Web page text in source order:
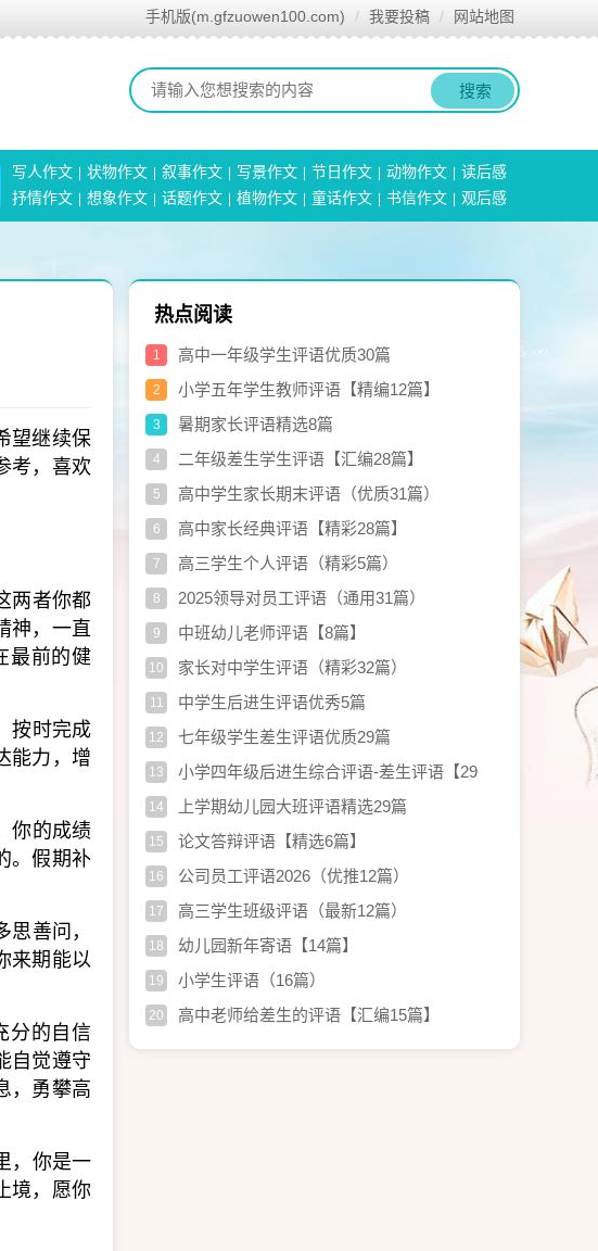
手机版(m.gfzuowen100.com) 我要投稿 网站地图
搜索
写人作文 状物作文 叙事作文 写景作文 节日作文 动物作文
读后感
抒情作文
想象作文 话题作文 植物作文 童话作文 书信作文 观后感
望继续保
考，喜欢
两者你都
神，一直
最前的健
按时完成
能力，增
你的成绩
。假期补
善问，
来期能以
分的自信
自觉遵守
，勇攀高
，你是一
境，愿你
热点阅读
1 高中一年级学生评语优质30篇
2 小学五年学生教师评语【精编12篇】
3 暑期家长评语精选8篇
4 二年级差生学生评语【汇编28篇】
5 高中学生家长期末评语（优质31篇）
6 高中家长经典评语【精彩28篇】
7 高三学生个人评语（精彩5篇）
8 2025领导对员工评语（通用31篇）
9 中班幼儿老师评语【8篇】
10 家长对中学生评语（精彩32篇）
11 中学生后进生评语优秀5篇
12 七年级学生差生评语优质29篇
13
小学四年级后进生综合评语-差生评语【29
篇】
14 上学期幼儿园大班评语精选29篇
15 论文答辩评语【精选6篇】
16 公司员工评语2026（优推12篇）
17 高三学生班级评语（最新12篇）
18 幼儿园新年寄语【14篇】
19 小学生评语（16篇）
20 高中老师给差生的评语【汇编15篇】